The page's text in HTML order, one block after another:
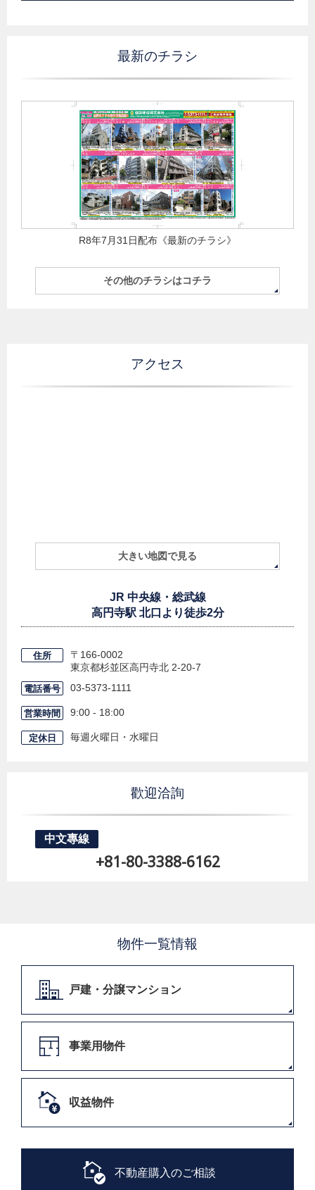
最新のチラシ
R8年7月31日配布《最新のチラシ》
その他のチラシはコチラ
アクセス
大きい地図で見る
JR 中央線・総武線
高円寺駅 北口より徒歩2分
住所
〒166-0002
東京都杉並区高円寺北 2-20-7
電話番号 03-5373-1111
営業時間 9:00 - 18:00
定休日 毎週火曜日・水曜日
歡迎洽詢
中文專線
+81-80-3388-6162
物件一覧情報
戸建・分譲マンション
事業用物件
収益物件
不動産購入のご相談